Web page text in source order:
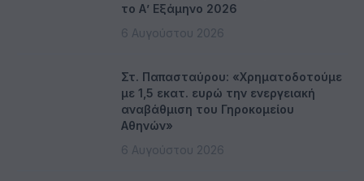
το Α’ Εξάμηνο 2026
6 Αυγούστου 2026
Στ. Παπασταύρου: «Χρηματοδοτούμε
με 1,5 εκατ. ευρώ την ενεργειακή
αναβάθμιση του Γηροκομείου
Αθηνών»
6 Αυγούστου 2026